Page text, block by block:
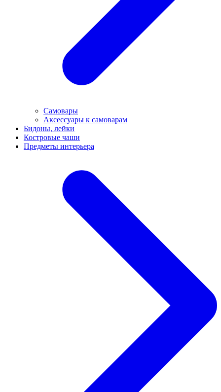
Самовары
Аксессуары к самоварам
Бидоны, лейки
Костровые чаши
Предметы интерьера